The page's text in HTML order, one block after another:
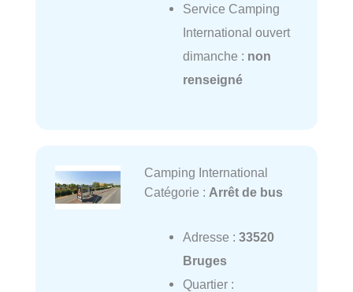
Service Camping
International ouvert
dimanche : non
renseigné
Camping International
Catégorie : Arrêt de bus
Adresse : 33520
Bruges
Quartier :